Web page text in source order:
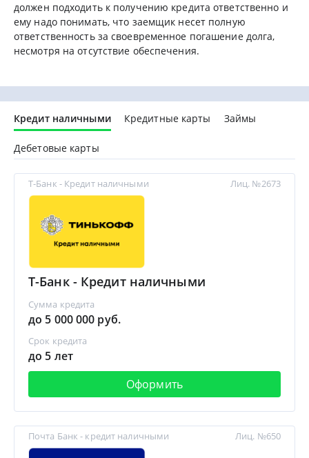
должен подходить к получению кредита ответственно и
ему надо понимать, что заемщик несет полную
ответственность за своевременное погашение долга,
несмотря на отсутствие обеспечения.
Кредит наличными Кредитные карты Займы
Дебетовые карты
Т-Банк - Кредит наличными
Т-Банк - Кредит наличными
Сумма кредита
до 5 000 000 руб.
Срок кредита
до 5 лет
Оформить
Лиц. №2673
Почта Банк - кредит наличными Лиц. №650